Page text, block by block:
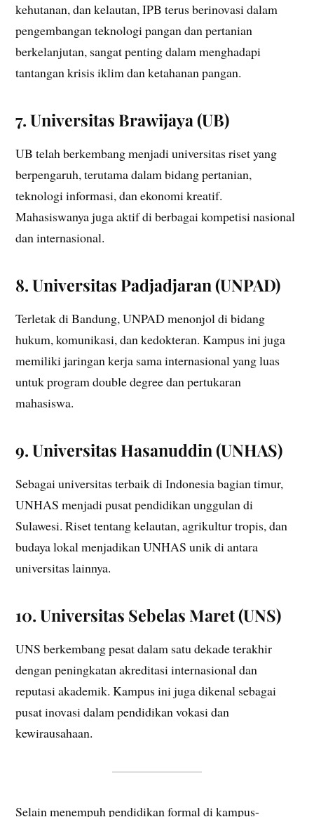
kehutanan, dan kelautan, IPB terus berinovasi dalam
pengembangan teknologi pangan dan pertanian
berkelanjutan, sangat penting dalam menghadapi
tantangan krisis iklim dan ketahanan pangan.
7. Universitas Brawijaya (UB)
UB telah berkembang menjadi universitas riset yang
berpengaruh, terutama dalam bidang pertanian,
teknologi informasi, dan ekonomi kreatif.
Mahasiswanya juga aktif di berbagai kompetisi nasional
dan internasional.
8. Universitas Padjadjaran (UNPAD)
Terletak di Bandung, UNPAD menonjol di bidang
hukum, komunikasi, dan kedokteran. Kampus ini juga
memiliki jaringan kerja sama internasional yang luas
untuk program double degree dan pertukaran
mahasiswa.
9. Universitas Hasanuddin (UNHAS)
Sebagai universitas terbaik di Indonesia bagian timur,
UNHAS menjadi pusat pendidikan unggulan di
Sulawesi. Riset tentang kelautan, agrikultur tropis, dan
budaya lokal menjadikan UNHAS unik di antara
universitas lainnya.
10. Universitas Sebelas Maret (UNS)
UNS berkembang pesat dalam satu dekade terakhir
dengan peningkatan akreditasi internasional dan
reputasi akademik. Kampus ini juga dikenal sebagai
pusat inovasi dalam pendidikan vokasi dan
kewirausahaan.
Selain menempuh pendidikan formal di kampus-